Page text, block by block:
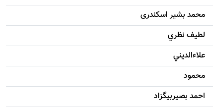
محمد بشیر اسکندری
لطيف نظري
علاءالديني
محمود
احمد بصيربيگزاد